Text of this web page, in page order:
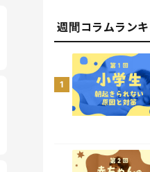
週間コラムラン
1